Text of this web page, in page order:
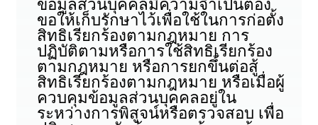
ข้อมูลส่วนบุคคลมีความจำเป็นต้อง
ขอให้เก็บรักษาไว้เพื่อใช้ในการก่อตั้ง
สิทธิเรียกร้องตามกฎหมาย การ
ปฏิบัติตามหรือการใช้สิทธิเรียกร้อง
ตามกฎหมาย หรือการยกขึ้นต่อสู้
สิทธิเรียกร้องตามกฎหมาย หรือเมื่อผู้
ควบคุมข้อมูลส่วนบุคคลอยู่ใน
ระหว่างการพิสูจน์หรือตรวจสอบ เพื่อ